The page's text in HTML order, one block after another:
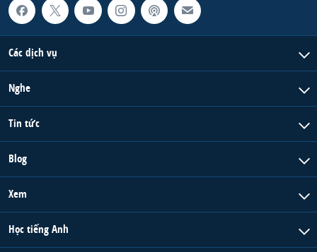
Các dịch vụ
Nghe
Tin tức
Blog
Xem
Học tiếng Anh